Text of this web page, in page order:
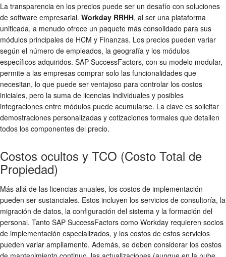
La transparencia en los precios puede ser un desafío con soluciones
de software empresarial. Workday RRHH, al ser una plataforma
unificada, a menudo ofrece un paquete más consolidado para sus
módulos principales de HCM y Finanzas. Los precios pueden variar
según el número de empleados, la geografía y los módulos
específicos adquiridos. SAP SuccessFactors, con su modelo modular,
permite a las empresas comprar solo las funcionalidades que
necesitan, lo que puede ser ventajoso para controlar los costos
iniciales, pero la suma de licencias individuales y posibles
integraciones entre módulos puede acumularse. La clave es solicitar
demostraciones personalizadas y cotizaciones formales que detallen
todos los componentes del precio.
Costos ocultos y TCO (Costo Total de
Propiedad)
Más allá de las licencias anuales, los costos de implementación
pueden ser sustanciales. Estos incluyen los servicios de consultoría, la
migración de datos, la configuración del sistema y la formación del
personal. Tanto SAP SuccessFactors como Workday requieren socios
de implementación especializados, y los costos de estos servicios
pueden variar ampliamente. Además, se deben considerar los costos